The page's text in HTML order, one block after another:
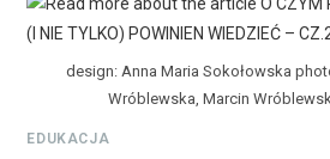
design: Anna Maria Sokołowska
Wróblewska, Marcin
EDUKACJA